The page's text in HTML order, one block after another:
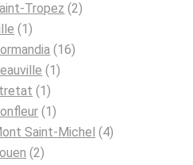
Tropez (2)
(1)
(16)
(1)
(1)
(1)
Saint-Michel (4)
(2)